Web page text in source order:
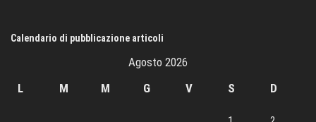
Calendario di pubblicazione articoli
Agosto 2026
L
M M G V S D